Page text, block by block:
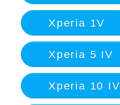
Xperia 1V
Xperia 5 IV
Xperia 10 IV